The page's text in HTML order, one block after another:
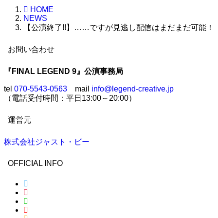
HOME
NEWS
【公演終了!!】……ですが見逃し配信はまだまだ可能！
お問い合わせ
『FINAL LEGEND 9』公演事務局
tel 070-5543-0563 mail info@legend-creative.jp
（電話受付時間：平日13:00～20:00）
運営元
株式会社ジャスト・ビー
OFFICIAL INFO